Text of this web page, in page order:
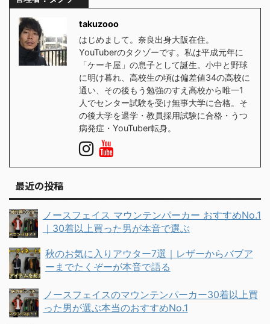
takuzooo
はじめまして。奈良出身大阪在住。
YouTuberのタクゾーです。私は平成元年に
「ケーキ屋」の息子として誕生。小中と野球
に明け暮れ、高校生の頃は偏差値34の高校に
通い、その後もう勉強のすえ高校から唯一1
人でセンター試験を受け無事大学に合格。そ
の後大学を退学・教員採用試験に合格・うつ
病発症・YouTuber転身。
最近の投稿
ノースフェイス マウンテンパーカー おすすめNo.1
｜30着以上買った男が本音で選ぶ
秋のお気に入りアウター7選｜レザーからバブア
ーまでたくぞーが本音で語る
ノースフェイスのマウンテンパーカー30着以上買
った男が選ぶ本当のおすすめNo.1